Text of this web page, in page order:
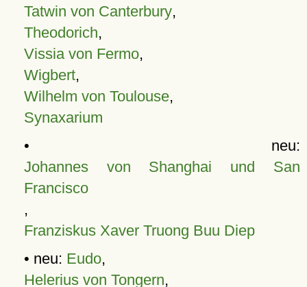
Tatwin von Canterbury,
Theodorich,
Vissia von Fermo,
Wigbert,
Wilhelm von Toulouse,
Synaxarium
• neu:
Johannes von Shanghai und San
Francisco
,
Franziskus Xaver Truong Buu Diep
• neu: Eudo,
Helerius von Tongern,